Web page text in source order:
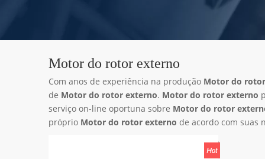
Motor do rotor externo
Com anos de experiência na produção Motor do
de Motor do rotor externo. Motor do rotor externo
serviço on-line oportuna sobre Motor do rotor
próprio Motor do rotor externo de acordo com suas